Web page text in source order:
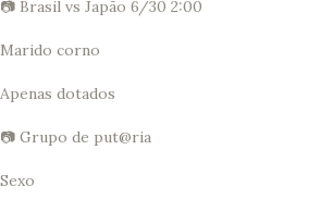
📷 Brasil vs Japão 6/30 2:00
Marido corno
Apenas dotados
📷 Grupo de put@ria
Sexo